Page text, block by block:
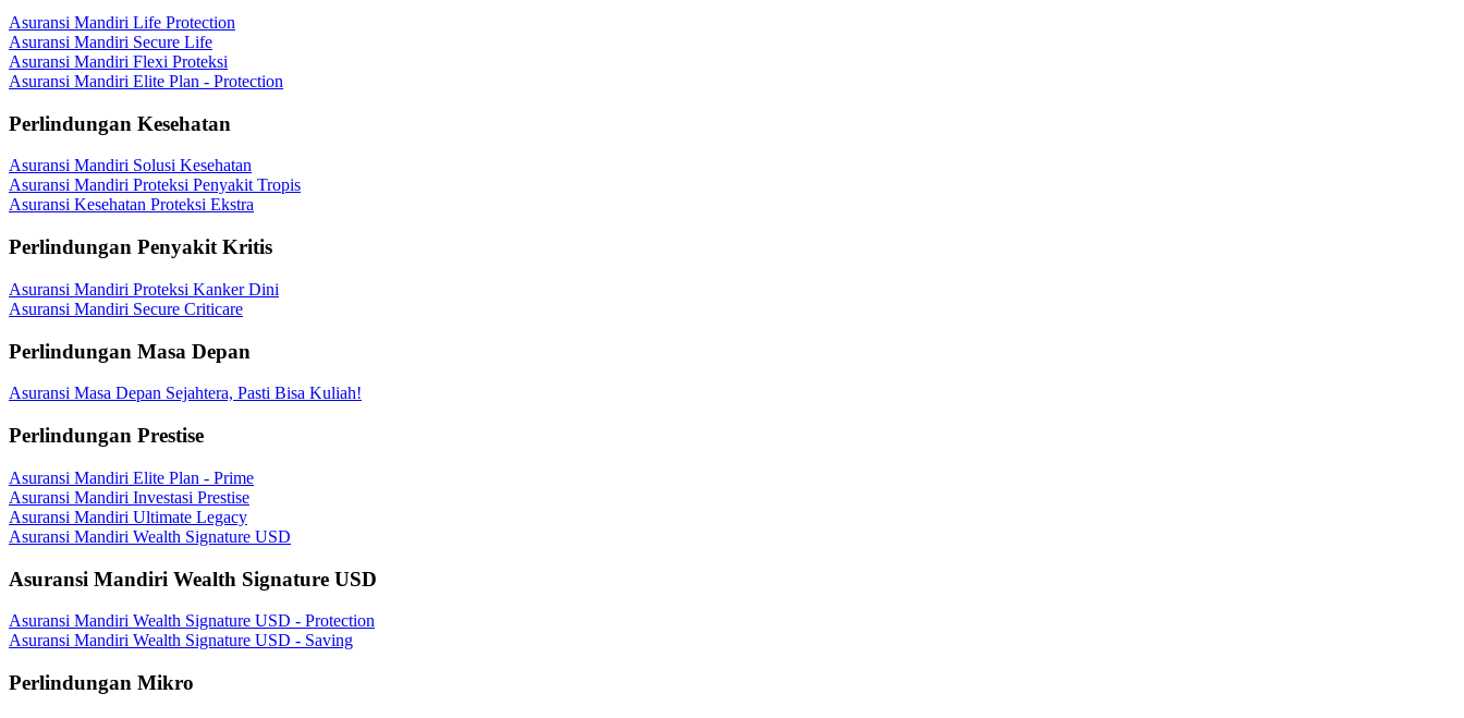
Asuransi Mandiri Life Protection
Asuransi Mandiri Secure Life
Asuransi Mandiri Flexi Proteksi
Asuransi Mandiri Elite Plan - Protection
Perlindungan Kesehatan
Asuransi Mandiri Solusi Kesehatan
Asuransi Mandiri Proteksi Penyakit Tropis
Asuransi Kesehatan Proteksi Ekstra
Perlindungan Penyakit Kritis
Asuransi Mandiri Proteksi Kanker Dini
Asuransi Mandiri Secure Criticare
Perlindungan Masa Depan
Asuransi Masa Depan Sejahtera, Pasti Bisa Kuliah!
Perlindungan Prestise
Asuransi Mandiri Elite Plan - Prime
Asuransi Mandiri Investasi Prestise
Asuransi Mandiri Ultimate Legacy
Asuransi Mandiri Wealth Signature USD
Asuransi Mandiri Wealth Signature USD
Asuransi Mandiri Wealth Signature USD - Protection
Asuransi Mandiri Wealth Signature USD - Saving
Perlindungan Mikro